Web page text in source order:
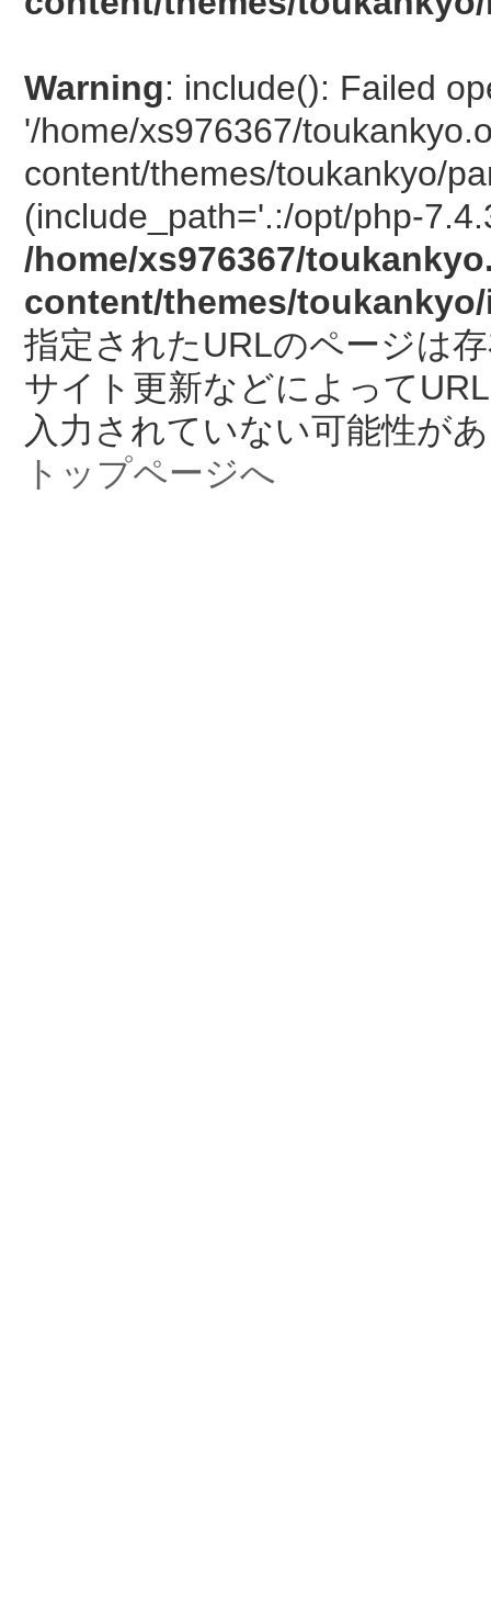
Warning: include(): Failed
'/home/xs976367/
content/themes/toukankyo/
(include_path='.:/opt/php-
/home/xs976367/
content/themes/
指定されたURLのページは
サイト更新などによって
入力されていない可能性が
トップページへ